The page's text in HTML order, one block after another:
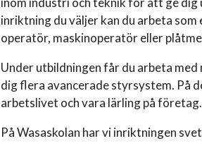
inriktning du väljer kan du arbeta
operatör, maskinoperatör eller
Under utbildningen får du arbeta
dig flera avancerade styrsystem. På
arbetslivet och vara lärling på företag.
På Wasaskolan har vi inriktningen